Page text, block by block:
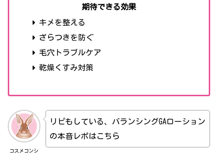
期待できる効果
キメを整える
ざらつきを防ぐ
毛穴トラブルケア
乾燥くすみ対策
コスメコンシ
リピもしている、バランシングGAローション
の本音レポはこちら